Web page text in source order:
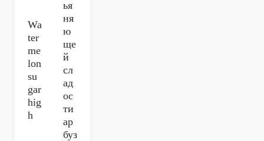
Wa
ter
me
lon
su
gar
hig
h
ья
ня
ю
ще
й
сл
ад
ос
ти
ар
буз